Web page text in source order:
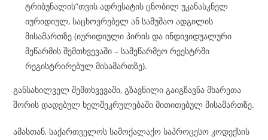
ტრიბუნალის”თვის ადრესატის ცნობილ უკანასკნელ
იურიდიულ, საცხოვრებელ ან სამუშაო ადგილის
მისამართზე (იურიდიული პირის და ინდივიდუალური
მეწარმის შემთხვევაში – სამეწარმეო რეესტრში
რეგისტრირებულ მისამართზე).
განსახილველ შემთხვევაში, გზავნილი გაიგზავნა მხარეთა
შორის დადებულ ხელშეკრულებაში მითითებულ მისამართზე.
ამასთან, საქართველოს სამოქალაქო საპროცესო კოდექსის